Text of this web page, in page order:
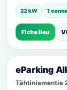
22 kW 1
Fiche lieu
eParking
Tähtiniementie